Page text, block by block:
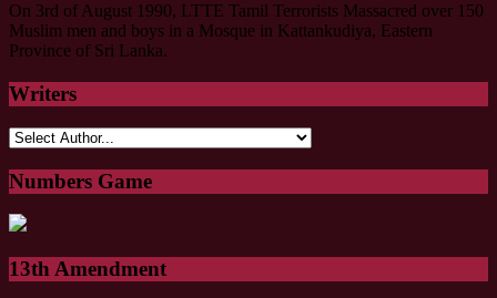
On 3rd of August 1990, LTTE Tamil Terrorists Massacred over 150
Muslim men and boys in a Mosque in Kattankudiya, Eastern
Province of Sri Lanka.
Writers
Numbers Game
13th Amendment